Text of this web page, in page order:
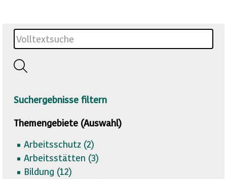
Suchergebnisse filtern
Themengebiete (Auswahl)
Arbeitsschutz (2)
Arbeitsstätten (3)
Bildung (12)